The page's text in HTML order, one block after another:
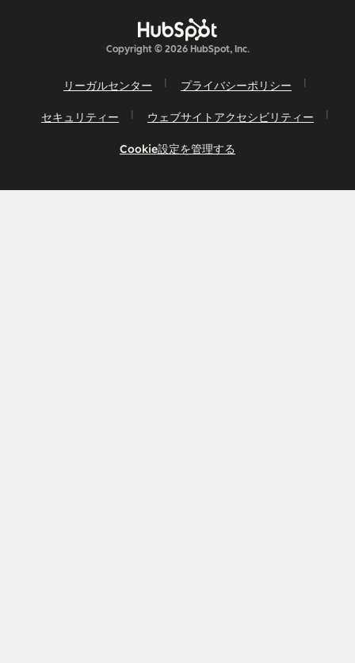
Copyright © 2026 HubSpot, Inc.
リーガルセンター プライバシーポリシー
セキュリティー ウェブサイトアクセシビリティー
Cookie設定を管理する